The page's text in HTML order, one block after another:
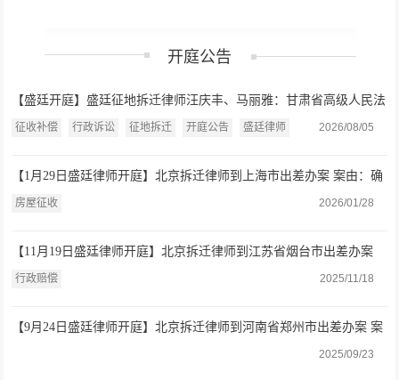
开庭公告
【盛廷开庭】盛廷征地拆迁律师汪庆丰、马丽雅：甘肃省高级人民法
院 房屋征收补偿二审询问案开庭公告（2026.8.6）
征收补偿 行政诉讼 征地拆迁 开庭公告 盛廷律师 2026/08/05
【1月29日盛廷律师开庭】北京拆迁律师到上海市出差办案 案由：确
认房屋征收补偿协议无效 二审庭询谈话
房屋征收 2026/01/28
【11月19日盛廷律师开庭】北京拆迁律师到江苏省烟台市出差办案
案由：行政赔偿
行政赔偿 2025/11/18
【9月24日盛廷律师开庭】北京拆迁律师到河南省郑州市出差办案 案
2025/09/23